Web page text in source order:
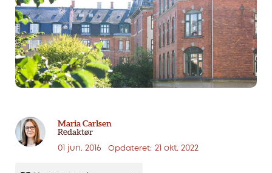
Maria Carlsen
Redaktør
01 jun. 2016 Opdateret: 21 okt. 2022